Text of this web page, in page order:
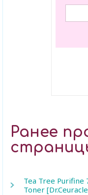
Ранее
Tea Tree Purifine
Toner